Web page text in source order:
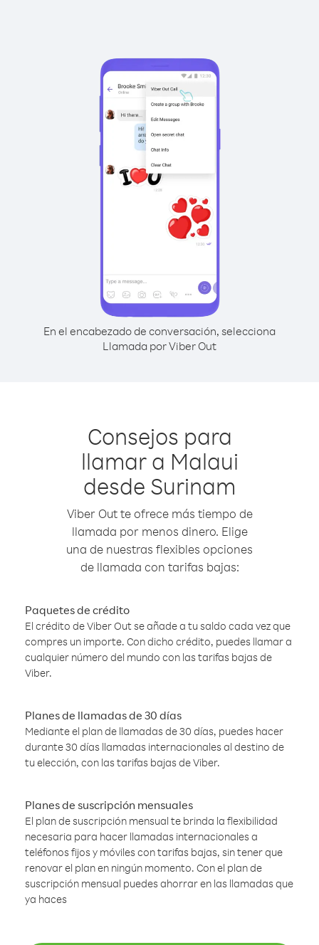
En el encabezado de conversación, selecciona
Llamada por Viber Out
Consejos para
llamar a Malaui
desde Surinam
Viber Out te ofrece más tiempo de
llamada por menos dinero. Elige
una de nuestras flexibles opciones
de llamada con tarifas bajas:
Paquetes de crédito
El crédito de Viber Out se añade a tu saldo cada vez que
compres un importe. Con dicho crédito, puedes llamar a
cualquier número del mundo con las tarifas bajas de
Viber.
Planes de llamadas de 30 días
Mediante el plan de llamadas de 30 días, puedes hacer
durante 30 días llamadas internacionales al destino de
tu elección, con las tarifas bajas de Viber.
Planes de suscripción mensuales
El plan de suscripción mensual te brinda la flexibilidad
necesaria para hacer llamadas internacionales a
teléfonos fijos y móviles con tarifas bajas, sin tener que
renovar el plan en ningún momento. Con el plan de
suscripción mensual puedes ahorrar en las llamadas que
ya haces